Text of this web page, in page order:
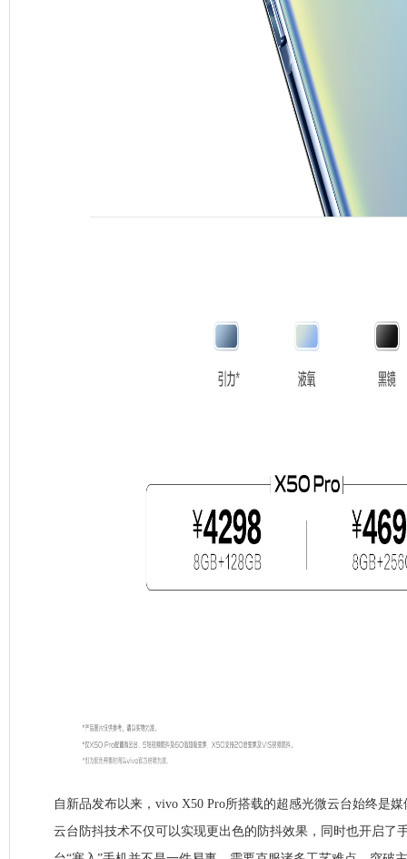
自新品发布以来，vivo X50 Pro所搭载的超感光微云台始终是
云台防抖技术不仅可以实现更出色的防抖效果，同时也开启了